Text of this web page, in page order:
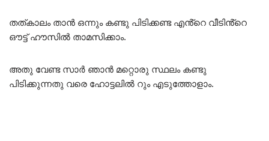
തത്കാലം താൻ ഒന്നും കണ്ടു പിടിക്കണ്ട എൻ്റെ വീടിൻ്റെ
ഔട്ട് ഹൗസിൽ താമസിക്കാം.
അതു വേണ്ട സാർ ഞാൻ മറ്റൊരു സ്ഥലം കണ്ടു
പിടിക്കുന്നതു വരെ ഹോട്ടലിൽ റും എടുത്തോളാം.